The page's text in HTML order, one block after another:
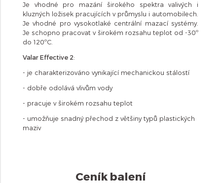
Je vhodné pro mazání širokého spektra valivých i
kluzných ložisek pracujících v průmyslu i automobilech.
Je vhodné pro vysokotlaké centrální mazací systémy.
Je schopno pracovat v širokém rozsahu teplot od -30º
do 120ºC.
Valar Effective 2:
- je charakterizováno vynikající mechanickou stálostí
- dobře odolává vlivům vody
- pracuje v širokém rozsahu teplot
- umožňuje snadný přechod z většiny typů plastických
maziv
Ceník balení